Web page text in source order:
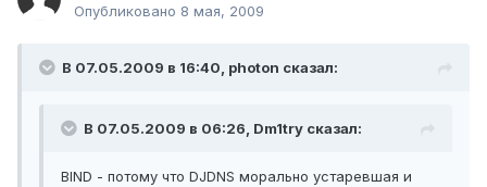
Опубликовано 8 мая, 2009
В 07.05.2009 в 16:40, photon сказал:
В 07.05.2009 в 06:26, Dm1try сказал:
BIND - потому что DJDNS морально устаревшая и